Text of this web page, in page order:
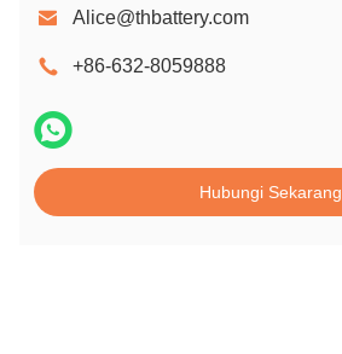
Alice@thbattery.com
+86-632-8059888
Hubungi Sekarang